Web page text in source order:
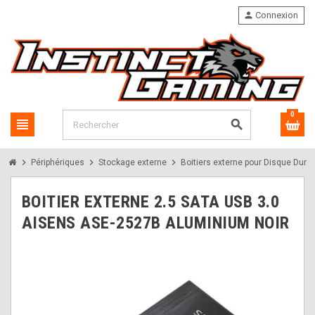
view_headline search
person Connexion
0
chevron_right Périphériques chevron_right Stockage externe chevron_right Boitiers externe pour Disque Dur
BOITIER EXTERNE 2.5 SATA USB 3.0
AISENS ASE-2527B ALUMINIUM NOIR